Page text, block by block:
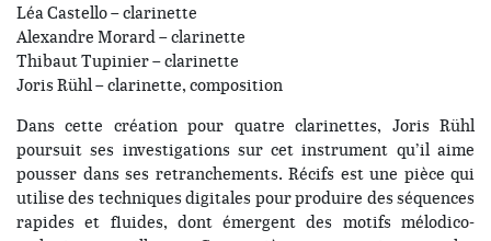
Léa Castello – clarinette
Alexandre Morard – clarinette
Thibaut Tupinier – clarinette
Joris Rühl – clarinette, composition
Dans cette création pour quatre clarinettes, Joris Rühl
poursuit ses investigations sur cet instrument qu’il aime
pousser dans ses retranchements. Récifs est une pièce qui
utilise des techniques digitales pour produire des séquences
rapides et fluides, dont émergent des motifs mélodico-